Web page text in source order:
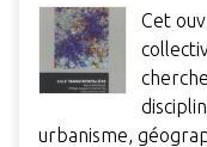
Cet
urbanisme,